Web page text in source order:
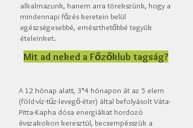
alkalmazunk, hanem arra törekszünk, hogy a
mindennapi főzés keretein belül
egészségesebbé, emészthetőbbé tegyük
ételeinket.
Mit ad neked a Főzőklub tagság?
A 12 hónap alatt, 3*4 hónapon át az 5 elem
(föld-víz-tűz-levegő-éter) által befolyásolt Váta-
Pitta-Kapha dósa energiákat hordozó
évszakokon keresztül, becsempésszük a